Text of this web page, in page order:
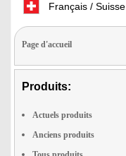
Français / Suisse
Page d'accueil
Produits:
Actuels produits
Anciens produits